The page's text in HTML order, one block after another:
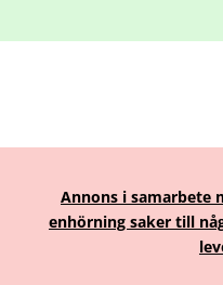
Annons i samarbete
enhörning saker till